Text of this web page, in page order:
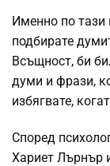
Именно по тази
подбирате
Всъщност, би
думи и фрази,
избягвате,
Според
Хариет Лърнър